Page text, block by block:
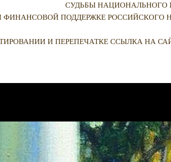
СУДЬБЫ НАЦИОНАЛЬНОГО
ФИНАНСОВОЙ ПОДДЕРЖКЕ РОССИЙСКОГО
И ПЕРЕПЕЧАТКЕ ССЫЛКА НА